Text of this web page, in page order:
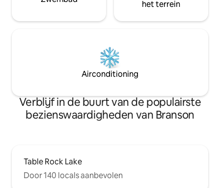
het terrein
Airconditioning
Verblijf in de buurt van de populairste
bezienswaardigheden van Branson
Table Rock Lake
Door 140 locals aanbevolen